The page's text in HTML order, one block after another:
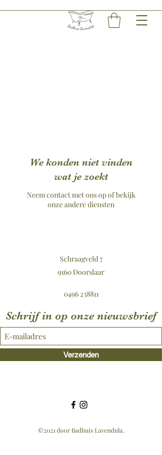
We konden niet vinden
wat je zoekt
Neem contact met ons op of bekijk
onze andere diensten
Schraagveld 7
9160 Doorslaar
0496 238811
Schrijf in op onze nieuwsbrief
Verzenden
©2021 door Badhuis Lavendula.